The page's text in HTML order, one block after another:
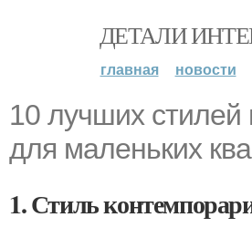
ДЕТАЛИ
главная новости
10 лучших стилей
для маленьких
1. Стиль